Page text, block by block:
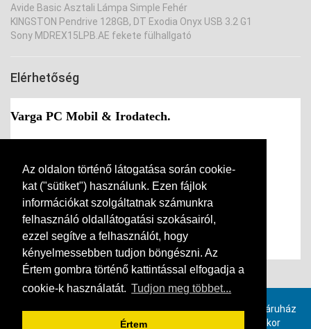
Az oldalon történő látogatása során cookie-
kat ("sütiket") használunk. Ezen fájlok
információkat szolgáltatnak számunkra
felhasználó oldallátogatási szokásairól,
ezzel segítve a felhasználót, hogy
kényelmessebben tudjon böngészni. Az
Értem gombra történő kattintással elfogadja a
cookie-k használatát. Tudjon meg többet...
Értem
Avide Basic Asztali Lámpa Simple Fehér
KINGSTON Pendrive 128GB, DT Exodia Onyx USB 3.2 G1
Sony MDREX15LPB.AE fekete fülhallgató
Elérhetőség
Varga PC Mobil & Irodatech.
Mobil: +36-30-181-2306
E-mail: info(kukac)vargapc.hu
Nyitvatartás:
Hétfő -Csütörtökig : 9:30-12:00, 14:00-17:00
Péntek - Vasárnap : Zárva
Provimax számlázó szoftverrel, online összekötött webáruház
rendszer. Ha ön is szeretne hasonló webáruházat, akkor